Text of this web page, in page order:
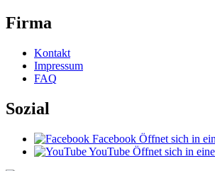
Firma
Kontakt
Impressum
FAQ
Sozial
Facebook Öffnet sich in
YouTube Öffnet sich in